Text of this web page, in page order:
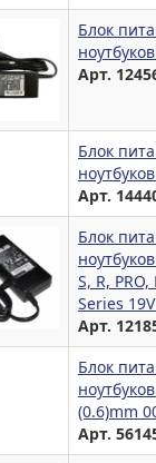
Блок
Арт.
Блок
Арт.
Блок
S, R,
Series
Арт.
Блок
(0.6)mm
Арт.